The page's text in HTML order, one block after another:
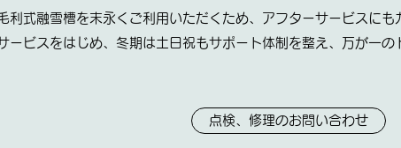
利式融雪槽を末永くご利用いただくため、アフターサービスに
ービスをはじめ、冬期は土日祝もサポート体制を整え、万が一の
点検、修理のお問い合わせ